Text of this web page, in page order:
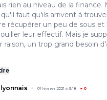
rien au niveau de la finance.
faut qu'ils arrivent à
récupérer un peu de sous et
leur effectif. Mais je
raison, un trop grand besoin
01 février 2021 à 9:18 + 0